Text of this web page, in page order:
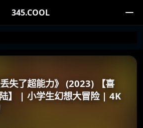
345.COOL
丢失了超能力》 (2023) 【喜
】 | 小学生幻想大冒险 | 4K